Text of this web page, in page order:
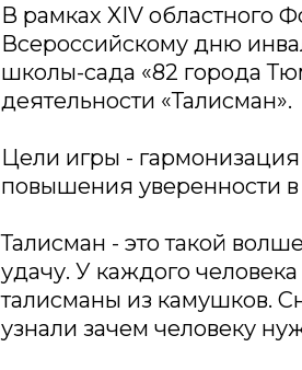
В рамках XIV областного
Всероссийскому дню
школы-сада «82 города
деятельности «Талисман».
Цели игры -
повышения уверенности в
Талисман - это такой
удачу. У каждого
талисманы из камушков.
узнали зачем человеку